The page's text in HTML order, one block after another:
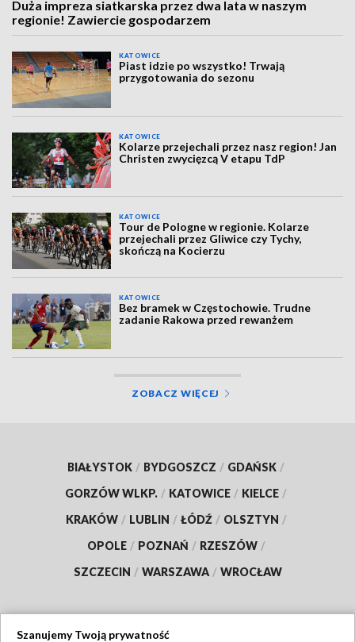
Duża impreza siatkarska przez dwa lata w naszym
regionie! Zawiercie gospodarzem
KATOWICE
Piast idzie po wszystko! Trwają
przygotowania do sezonu
KATOWICE
Kolarze przejechali przez nasz region! Jan
Christen zwycięzcą V etapu TdP
KATOWICE
Tour de Pologne w regionie. Kolarze
przejechali przez Gliwice czy Tychy,
skończą na Kocierzu
KATOWICE
Bez bramek w Częstochowie. Trudne
zadanie Rakowa przed rewanżem
ZOBACZ WIĘCEJ
BIAŁYSTOK / BYDGOSZCZ / GDAŃSK /
GORZÓW WLKP. / KATOWICE / KIELCE /
KRAKÓW / LUBLIN / ŁÓDŹ / OLSZTYN /
OPOLE / POZNAŃ / RZESZÓW /
SZCZECIN / WARSZAWA / WROCŁAW
Szanujemy Twoją prywatność